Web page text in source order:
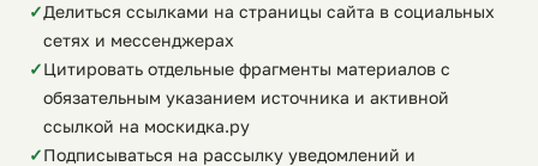
Делиться ссылками на страницы сайта в социальных
сетях и мессенджерах
Цитировать отдельные фрагменты материалов с
обязательным указанием источника и активной
ссылкой на москидка.ру
Подписываться на рассылку уведомлений и